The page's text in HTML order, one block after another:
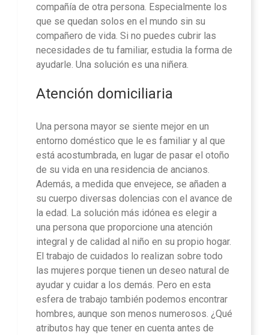
compañía de otra persona. Especialmente los
que se quedan solos en el mundo sin su
compañero de vida. Si no puedes cubrir las
necesidades de tu familiar, estudia la forma de
ayudarle. Una solución es una niñera.
Atención domiciliaria
Una persona mayor se siente mejor en un
entorno doméstico que le es familiar y al que
está acostumbrada, en lugar de pasar el otoño
de su vida en una residencia de ancianos.
Además, a medida que envejece, se añaden a
su cuerpo diversas dolencias con el avance de
la edad. La solución más idónea es elegir a
una persona que proporcione una atención
integral y de calidad al niño en su propio hogar.
El trabajo de cuidados lo realizan sobre todo
las mujeres porque tienen un deseo natural de
ayudar y cuidar a los demás. Pero en esta
esfera de trabajo también podemos encontrar
hombres, aunque son menos numerosos. ¿Qué
atributos hay que tener en cuenta antes de